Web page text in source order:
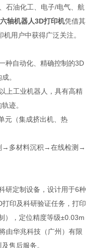
石油化工、电子/电气、航
轴机器人3D打印机凭借其
用户中获得广泛关注。
种自动化、精确控制的3D
。
上工业机器人，具有高精
迹。
元（集成挤出机、热
→多材料沉积→在线检测→
研定制设备，设计用于6种
印及科研验证任务，打印
），定位精度等级±0.03m
由华兆科技（广州）有限
售后服务。